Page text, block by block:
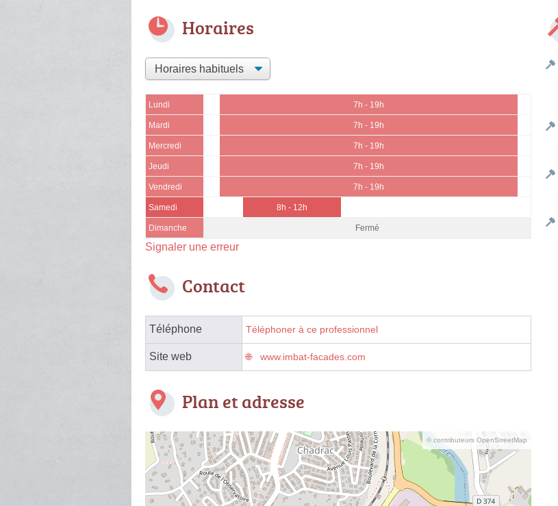
Horaires
Lundi 7h - 19h
Mardi 7h - 19h
Mercredi 7h - 19h
Jeudi 7h - 19h
Vendredi 7h - 19h
Samedi 8h - 12h
Dimanche Fermé
Signaler une erreur
Contact
Téléphone Téléphoner à ce professionnel
Site web www.imbat-facades.com
Plan et adresse
© contributeurs OpenStreetMap